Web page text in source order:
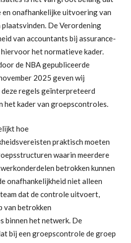
onafhankelijke uitvoering van
De Verordening
van accountants bij assurance-
het normatieve kader.
de NBA gepubliceerde
2025 geven wij
regels geïnterpreteerd
het kader van groepscontroles.
hoe
praktisch moeten
waarin meerdere
betrokken kunnen
onafhankelijkheid niet alleen
dat de controle uitvoert,
van betrokken
binnen het netwerk. De
bij een groepscontrole de groep